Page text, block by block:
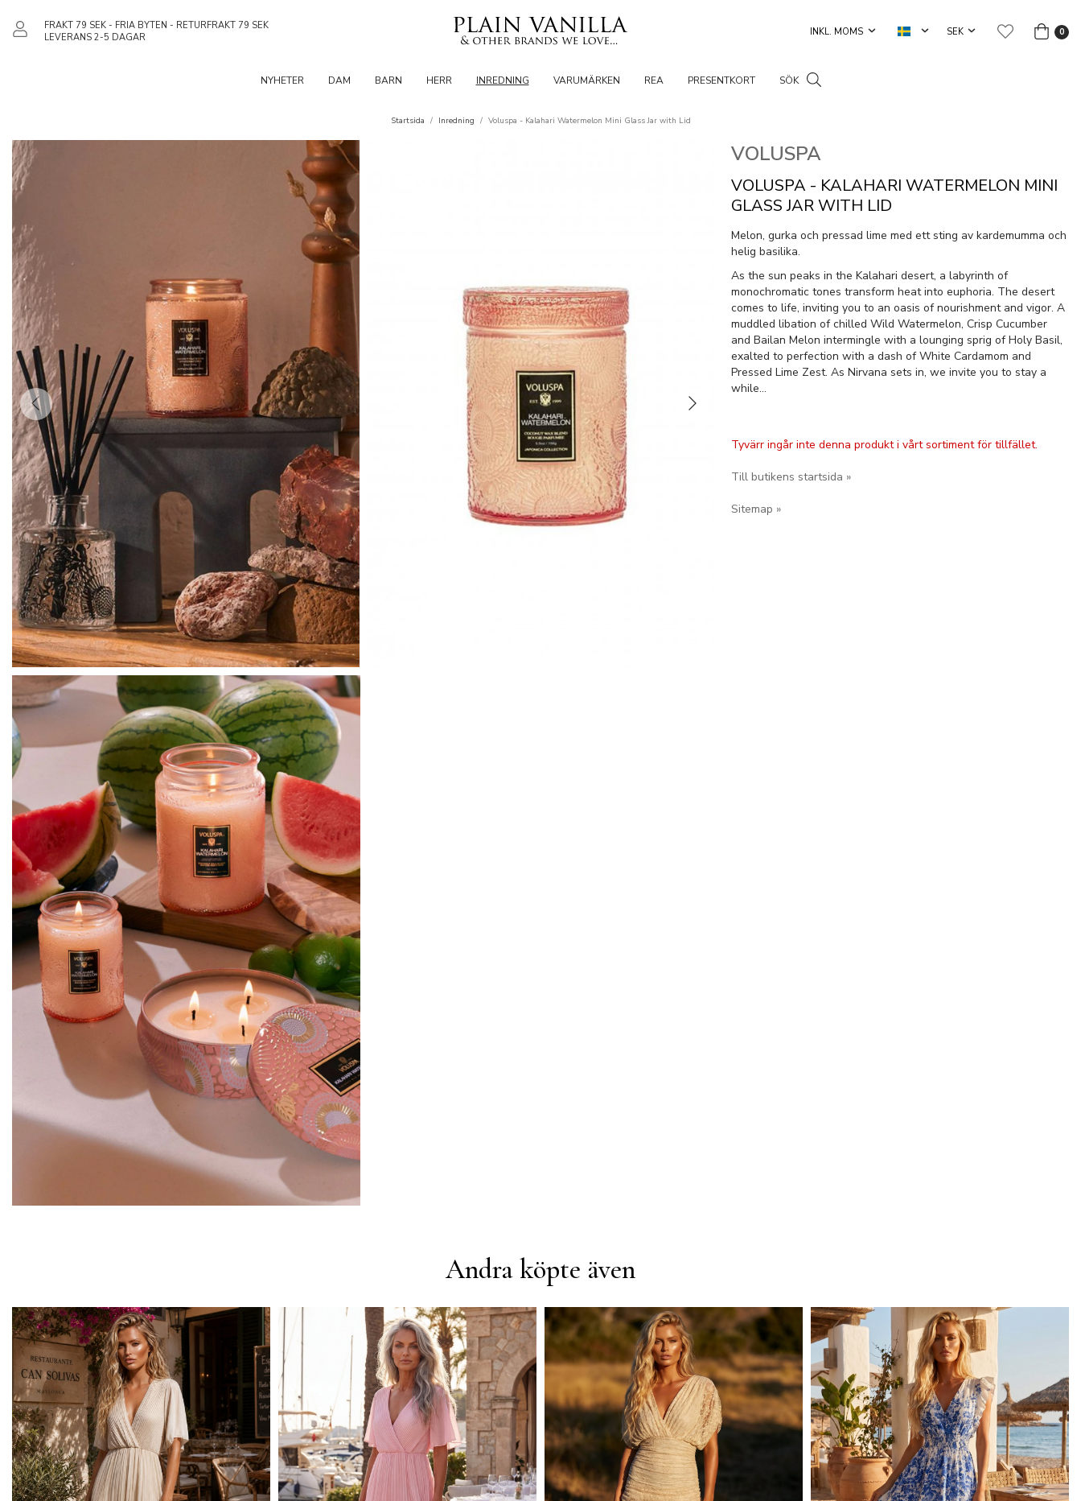
FRAKT 79 SEK - FRIA BYTEN - RETURFRAKT 79 SEK
LEVERANS 2-5 DAGAR
0
NYHETER DAM BARN HERR INREDNING VARUMÄRKEN REA PRESENTKORT SÖK
Startsida / Inredning / Voluspa - Kalahari Watermelon Mini Glass Jar with Lid
VOLUSPA
VOLUSPA - KALAHARI WATERMELON MINI
GLASS JAR WITH LID
Melon, gurka och pressad lime med ett sting av kardemumma och
helig basilika.
As the sun peaks in the Kalahari desert, a labyrinth of
monochromatic tones transform heat into euphoria. The desert
comes to life, inviting you to an oasis of nourishment and vigor. A
muddled libation of chilled Wild Watermelon, Crisp Cucumber
and Bailan Melon intermingle with a lounging sprig of Holy Basil,
exalted to perfection with a dash of White Cardamom and
Pressed Lime Zest. As Nirvana sets in, we invite you to stay a
while…
Tyvärr ingår inte denna produkt i vårt sortiment för tillfället.
Till butikens startsida »
Sitemap »
Andra köpte även